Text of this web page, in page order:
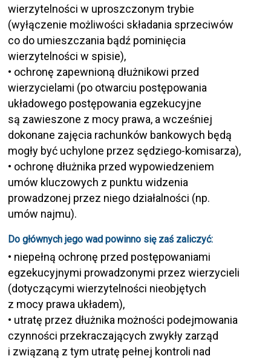
wierzytelności w uproszczonym trybie
(wyłączenie możliwości składania sprzeciwów
co do umieszczania bądź pominięcia
wierzytelności w spisie),
• ochronę zapewnioną dłużnikowi przed
wierzycielami (po otwarciu postępowania
układowego postępowania egzekucyjne
są zawieszone z mocy prawa, a wcześniej
dokonane zajęcia rachunków bankowych będą
mogły być uchylone przez sędziego-komisarza),
• ochronę dłużnika przed wypowiedzeniem
umów kluczowych z punktu widzenia
prowadzonej przez niego działalności (np.
umów najmu).
Do głównych jego wad powinno się zaś zaliczyć:
• niepełną ochronę przed postępowaniami
egzekucyjnymi prowadzonymi przez wierzycieli
(dotyczącymi wierzytelności nieobjętych
z mocy prawa układem),
• utratę przez dłużnika możności podejmowania
czynności przekraczających zwykły zarząd
i związaną z tym utratę pełnej kontroli nad